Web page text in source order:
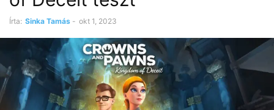
Írta: Sinka Tamás - okt 1, 2023